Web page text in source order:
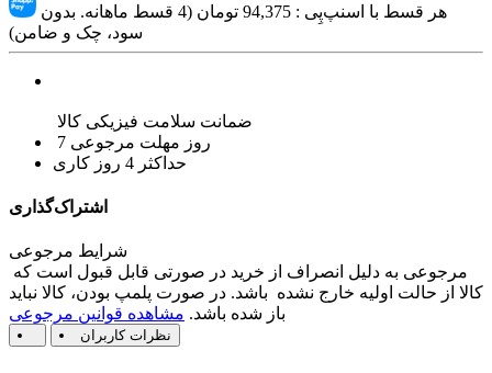
هر قسط با اسنپ‌پِی : 94,375
تومان (4 قسط ماهانه. بدون
سود، چک و ضامن)
ضمانت سلامت فیزیکی کالا
7 روز مهلت مرجوعی
حداکثر 4 روز کاری
اشتراک‌گذاری
شرایط مرجوعی
کالا از حالت اولیه خارج نشده باشد. در صورت پلمپ بودن، کالا نباید
باز شده باشد. مشاهده قوانین مرجوعی
نظرات کاربران